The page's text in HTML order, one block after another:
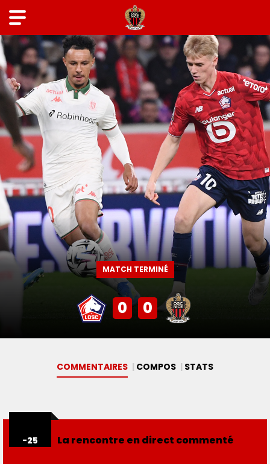
MATCH TERMINÉ
0 0
COMMENTAIRES COMPOS STATS
-25 La rencontre en direct commenté